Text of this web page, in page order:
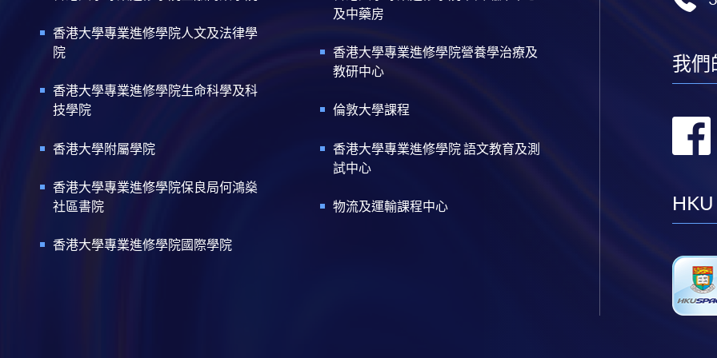
香港大學專業進修學院人文及法律學
院
香港大學專業進修學院生命科學及科
技學院
香港大學附屬學院
香港大學專業進修學院保良局何鴻燊
社區書院
香港大學專業進修學院國際學院
及中藥房
香港大學專業進修學院營養學治療及
教研中心
倫敦大學課程
香港大學專業進修學院 語文教育及測
試中心
物流及運輸課程中心
我們
HKU